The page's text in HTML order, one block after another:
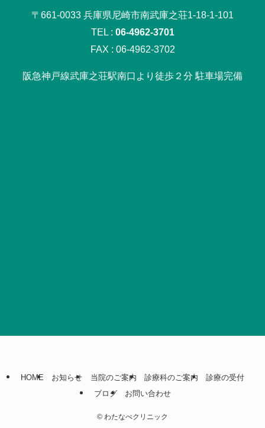
〒661-0033 兵庫県尼崎市南武庫之荘1-18-1-101
TEL : 06-4962-3701
FAX : 06-4962-3702
阪急神戸線武庫之荘駅南口より徒歩２分 駐車場完備
HOME お知らせ 当院のご案内 診療科のご案内
診療の受付
ブログ
お問い合わせ
© わたなべクリニック